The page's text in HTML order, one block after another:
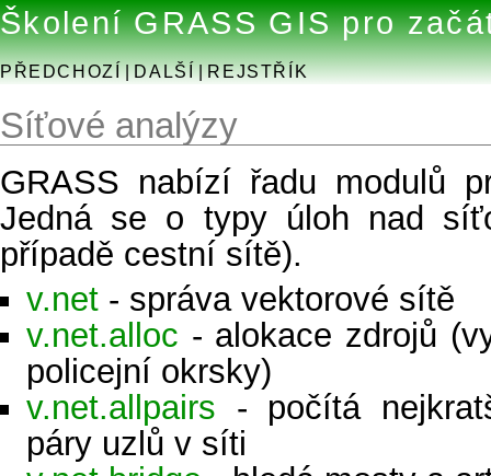
Školení GRASS GIS pro
PŘEDCHOZÍ|DALŠÍ|REJSTŘÍK
Síťové analýzy
GRASS nabízí řadu modulů
Jedná se o typy úloh nad
případě cestní sítě).
v.net - správa vektorové sítě
v.net.alloc - alokace zdrojů
policejní okrsky)
v.net.allpairs - počítá
páry uzlů v síti